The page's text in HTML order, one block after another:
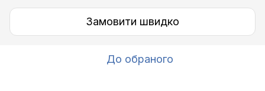
Замовити швидко
До обраного